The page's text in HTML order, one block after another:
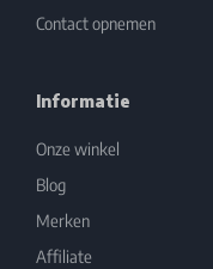
Contact opnemen
Informatie
Onze winkel
Blog
Merken
Affiliate